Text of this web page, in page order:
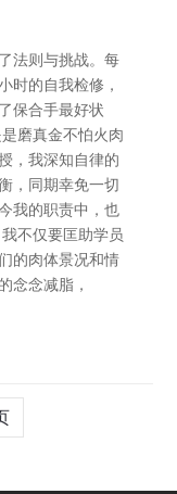
法则与挑战。每
时的自我检修，
保合手最好状
磨真金不怕火肉
，我深知自律的
，同期幸免一切
我的职责中，也
不仅要匡助学员
的肉体景况和情
念念减脂，